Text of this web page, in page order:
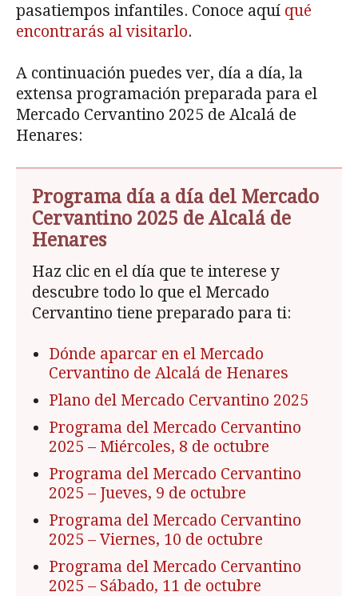
pasatiempos infantiles. Conoce aquí qué
encontrarás al visitarlo.
A continuación puedes ver, día a día, la
extensa programación preparada para el
Mercado Cervantino 2025 de Alcalá de
Henares:
Programa día a día del Mercado
Cervantino 2025 de Alcalá de
Henares
Haz clic en el día que te interese y
descubre todo lo que el Mercado
Cervantino tiene preparado para ti:
Dónde aparcar en el Mercado
Cervantino de Alcalá de Henares
Plano del Mercado Cervantino 2025
Programa del Mercado Cervantino
2025 – Miércoles, 8 de octubre
Programa del Mercado Cervantino
2025 – Jueves, 9 de octubre
Programa del Mercado Cervantino
2025 – Viernes, 10 de octubre
Programa del Mercado Cervantino
2025 – Sábado, 11 de octubre